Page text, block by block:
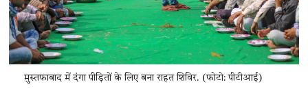
मुस्तफाबाद में दंगा पीड़ितों के लिए बना राहत शिविर. (फोटो: पीटीआई)